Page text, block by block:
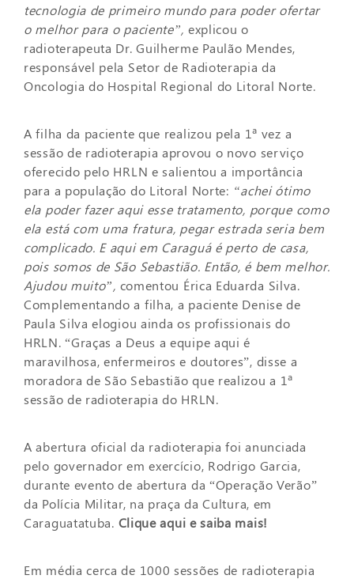
tecnologia de primeiro mundo para poder ofertar
o melhor para o paciente”, explicou o
radioterapeuta Dr. Guilherme Paulão Mendes,
responsável pela Setor de Radioterapia da
Oncologia do Hospital Regional do Litoral Norte.
A filha da paciente que realizou pela 1ª vez a
sessão de radioterapia aprovou o novo serviço
oferecido pelo HRLN e salientou a importância
para a população do Litoral Norte: “achei ótimo
ela poder fazer aqui esse tratamento, porque como
ela está com uma fratura, pegar estrada seria bem
complicado. E aqui em Caraguá é perto de casa,
pois somos de São Sebastião. Então, é bem melhor.
Ajudou muito”, comentou Érica Eduarda Silva.
Complementando a filha, a paciente Denise de
Paula Silva elogiou ainda os profissionais do
HRLN. “Graças a Deus a equipe aqui é
maravilhosa, enfermeiros e doutores”, disse a
moradora de São Sebastião que realizou a 1ª
sessão de radioterapia do HRLN.
A abertura oficial da radioterapia foi anunciada
pelo governador em exercício, Rodrigo Garcia,
durante evento de abertura da “Operação Verão”
da Polícia Militar, na praça da Cultura, em
Caraguatatuba. Clique aqui e saiba mais!
Em média cerca de 1000 sessões de radioterapia